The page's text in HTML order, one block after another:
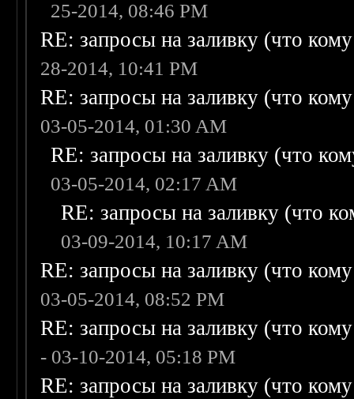
25-2014, 08:46 PM
RE: запросы на заливку (что
28-2014, 10:41 PM
RE: запросы на заливку (что
03-05-2014, 01:30 AM
RE: запросы на заливку (что
03-05-2014, 02:17 AM
RE: запросы на заливку (что
03-09-2014, 10:17 AM
RE: запросы на заливку (что
03-05-2014, 08:52 PM
RE: запросы на заливку (что
- 03-10-2014, 05:18 PM
RE: запросы на заливку (что